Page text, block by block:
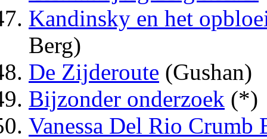
Kandinsky en het
Berg)
De Zijderoute (Gushan)
Bijzonder onderzoek (*)
Vanessa Del Rio Crumb